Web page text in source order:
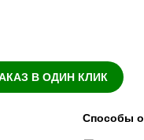
В ОДИН КЛИК
Способы